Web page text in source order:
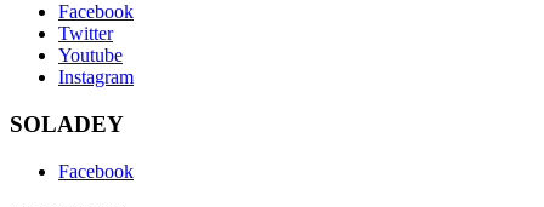
Facebook
Twitter
Youtube
Instagram
SOLADEY
Facebook